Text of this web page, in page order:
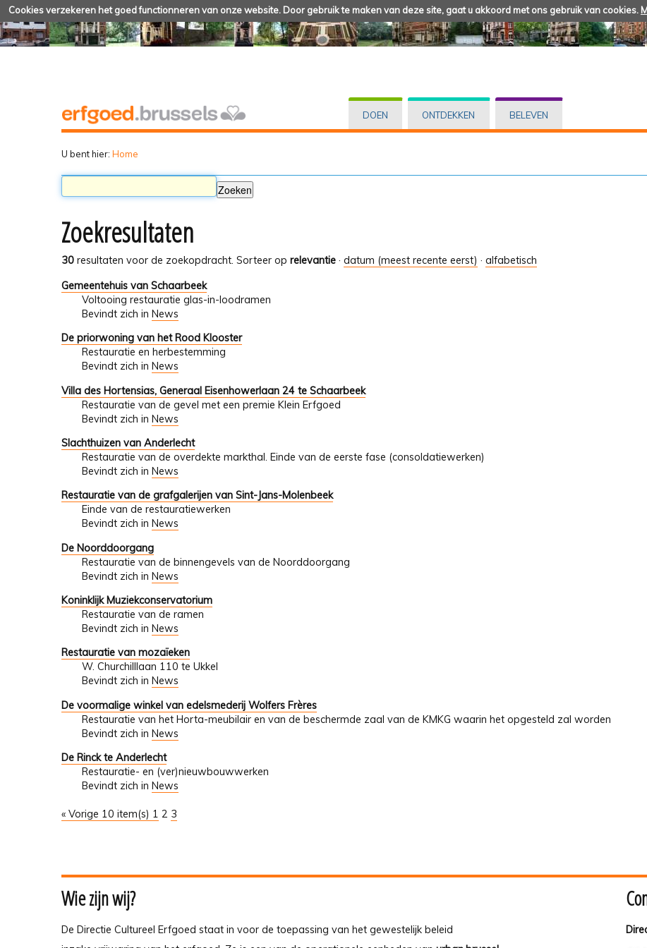
Cookies verzekeren het goed functionneren van onze website. Door gebruik te maken van deze site, gaat u akkoord met ons gebruik van cookies.
DOEN ONTDEKKEN BELEVEN
U bent hier: Home
Zoekresultaten
30 resultaten voor de zoekopdracht. Sorteer op relevantie · datum (meest recente eerst) · alfabetisch
Gemeentehuis van Schaarbeek
Voltooing restauratie glas-in-loodramen
Bevindt zich in News
De priorwoning van het Rood Klooster
Restauratie en herbestemming
Bevindt zich in News
Villa des Hortensias, Generaal Eisenhowerlaan 24 te Schaarbeek
Restauratie van de gevel met een premie Klein Erfgoed
Bevindt zich in News
Slachthuizen van Anderlecht
Restauratie van de overdekte markthal. Einde van de eerste fase (consoldatiewerken)
Bevindt zich in News
Restauratie van de grafgalerijen van Sint-Jans-Molenbeek
Einde van de restauratiewerken
Bevindt zich in News
De Noorddoorgang
Restauratie van de binnengevels van de Noorddoorgang
Bevindt zich in News
Koninklijk Muziekconservatorium
Restauratie van de ramen
Bevindt zich in News
Restauratie van mozaïeken
W. Churchilllaan 110 te Ukkel
Bevindt zich in News
De voormalige winkel van edelsmederij Wolfers Frères
Restauratie van het Horta-meubilair en van de beschermde zaal van de KMKG waarin het opgesteld zal worden
Bevindt zich in News
De Rinck te Anderlecht
Restauratie- en (ver)nieuwbouwwerken
Bevindt zich in News
« Vorige 10 item(s) 1 2 3
Wie zijn wij?
De Directie Cultureel Erfgoed staat in voor de toepassing van het gewestelijk beleid